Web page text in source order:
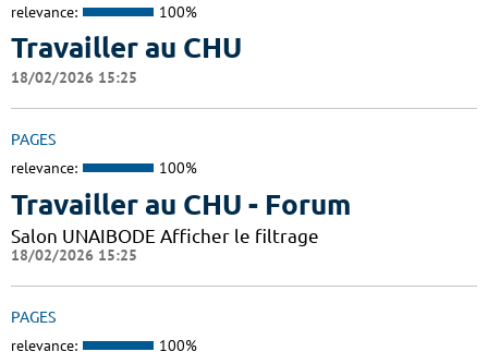
relevance: 100%
Travailler au CHU
18/02/2026 15:25
PAGES
relevance: 100%
Travailler au CHU - Forum
Salon UNAIBODE Afficher le filtrage
18/02/2026 15:25
PAGES
relevance: 100%